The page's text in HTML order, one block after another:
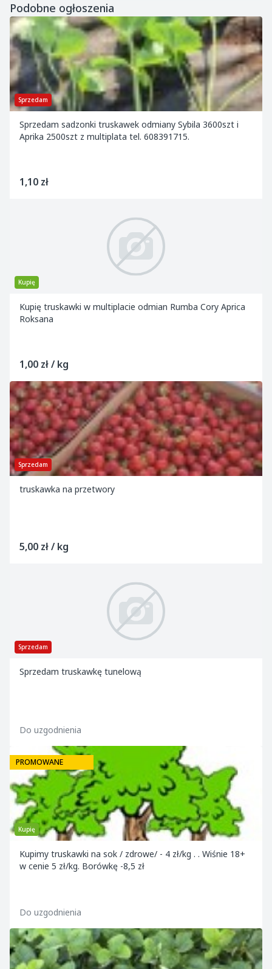
Podobne ogłoszenia
Sprzedam
Sprzedam sadzonki truskawek odmiany Sybila 3600szt i
Aprika 2500szt z multiplata tel. 608391715.
1,10 zł
Kupię
Kupię truskawki w multiplacie odmian Rumba Cory Aprica
Roksana
1,00 zł / kg
Sprzedam
truskawka na przetwory
5,00 zł / kg
Sprzedam
Sprzedam truskawkę tunelową
Do uzgodnienia
Kupię
PROMOWANE
Kupimy truskawki na sok / zdrowe/ - 4 zł/kg . . Wiśnie 18+
w cenie 5 zł/kg. Borówkę -8,5 zł
Do uzgodnienia